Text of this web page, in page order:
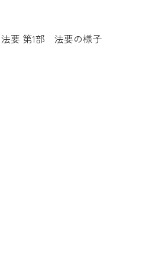
要 第1部 法要の様子